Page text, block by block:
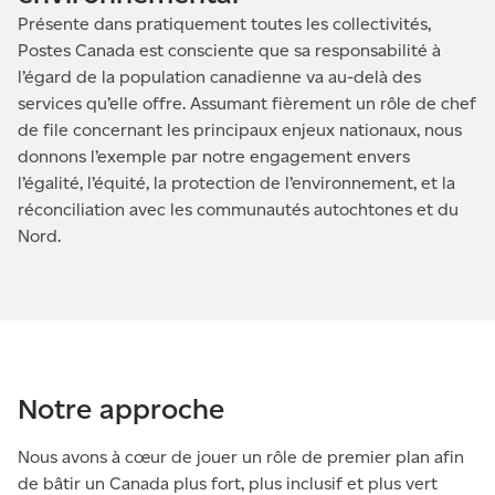
Présente dans pratiquement toutes les collectivités,
Postes Canada est consciente que sa responsabilité à
l’égard de la population canadienne va au-delà des
services qu’elle offre. Assumant fièrement un rôle de chef
de file concernant les principaux enjeux nationaux, nous
donnons l’exemple par notre engagement envers
l’égalité, l’équité, la protection de l’environnement, et la
réconciliation avec les communautés autochtones et du
Nord.
Notre approche
Nous avons à cœur de jouer un rôle de premier plan afin
de bâtir un Canada plus fort, plus inclusif et plus vert